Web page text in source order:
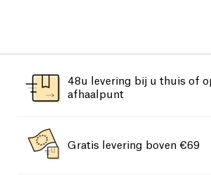
48u levering bij u thuis of
afhaalpunt
Gratis levering boven €69